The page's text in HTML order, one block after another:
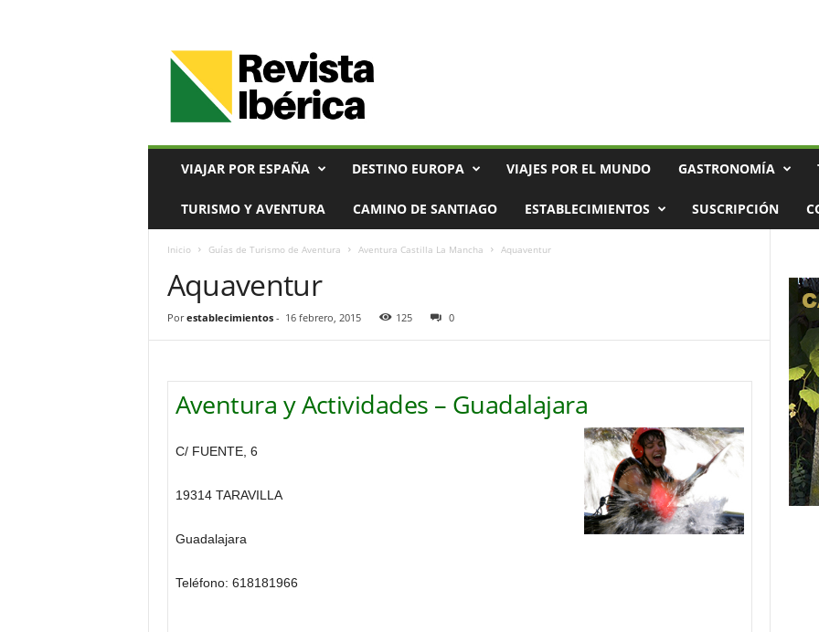
VIAJAR POR ESPAÑA DESTINO EUROPA VIAJES POR EL MUNDO GASTRONOMÍA
TURISMO Y AVENTURA CAMINO DE SANTIAGO ESTABLECIMIENTOS SUSCRIPCIÓN
Inicio Guías de Turismo de Aventura Aventura Castilla La Mancha Aquaventur
Aquaventur
Por establecimientos- 16 febrero, 2015 125 0
Aventura y Actividades – Guadalajara
C/ FUENTE, 6
19314 TARAVILLA
Guadalajara
Teléfono: 618181966